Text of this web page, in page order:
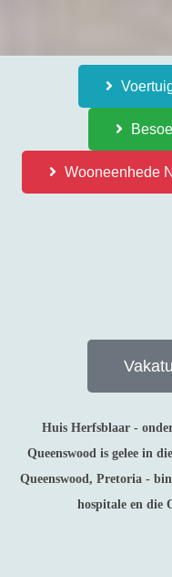
Wooneenhede
Huis Herfsblaar -
Queenswood is gelee in
Queenswood, Pretoria -
hospitale en die